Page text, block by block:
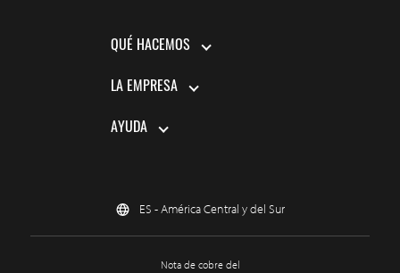
QUÉ HACEMOS
LA EMPRESA
AYUDA
ES - América Central y del Sur
Nota de cobre del